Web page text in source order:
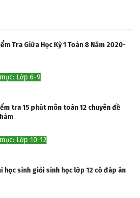
Tra Giữa Học Kỳ 1 Toán 8 Năm 2020-
Lớp 6-9
tra 15 phút môn toán 12 chuyên đề
Lớp 10-12
học sinh giỏi sinh học lớp 12 có đáp án